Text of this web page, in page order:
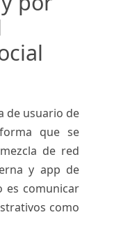
de usuario de
que se
de red
y app de
es comunicar
como